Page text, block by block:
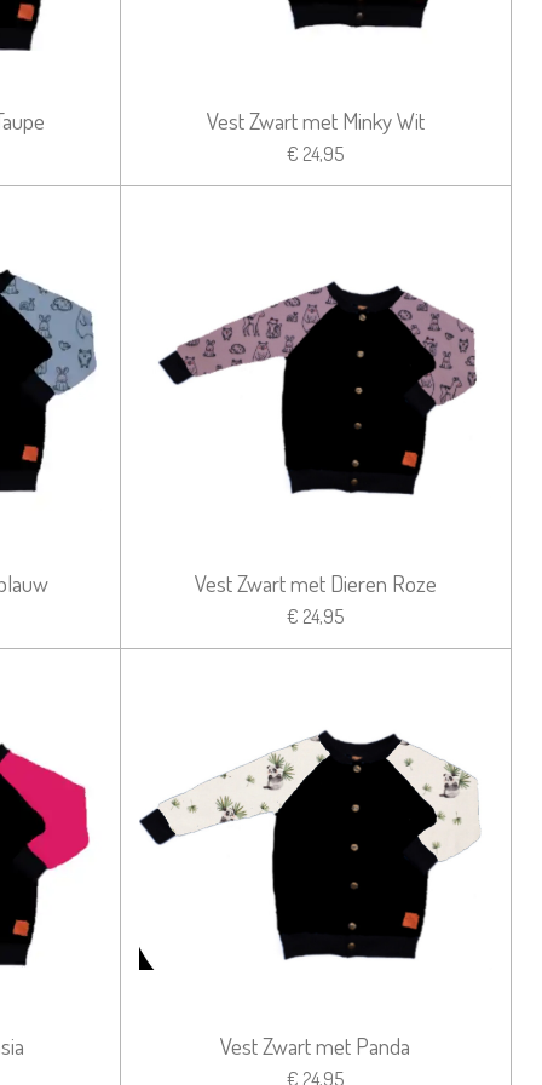
Vest Zwart met Minky Wit
€ 24,95
Vest Zwart met Dieren Roze
€ 24,95
Vest Zwart met Panda
€ 24,95